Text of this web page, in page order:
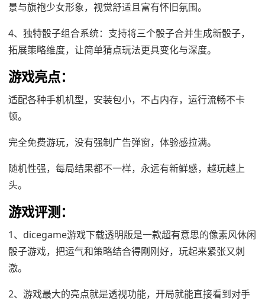
景与旗袍少女形象，视觉舒适且富有怀旧氛围。
4、‌独特骰子组合系统‌：支持将三个骰子合并生成新骰子，
拓展策略维度，让简单猜点玩法更具变化与深度。
游戏亮点：
适配各种手机机型，安装包小，不占内存，运行流畅不卡
顿。
完全免费游玩，没有强制广告弹窗，体验感拉满。
随机性强，每局结果都不一样，永远有新鲜感，越玩越上
头。
游戏评测：
1、dicegame游戏下载透明版是一款超有意思的像素风休闲
骰子游戏，把运气和策略结合得刚刚好，玩起来紧张又刺
激。
2、游戏最大的亮点就是透视功能，开局就能直接看到对手